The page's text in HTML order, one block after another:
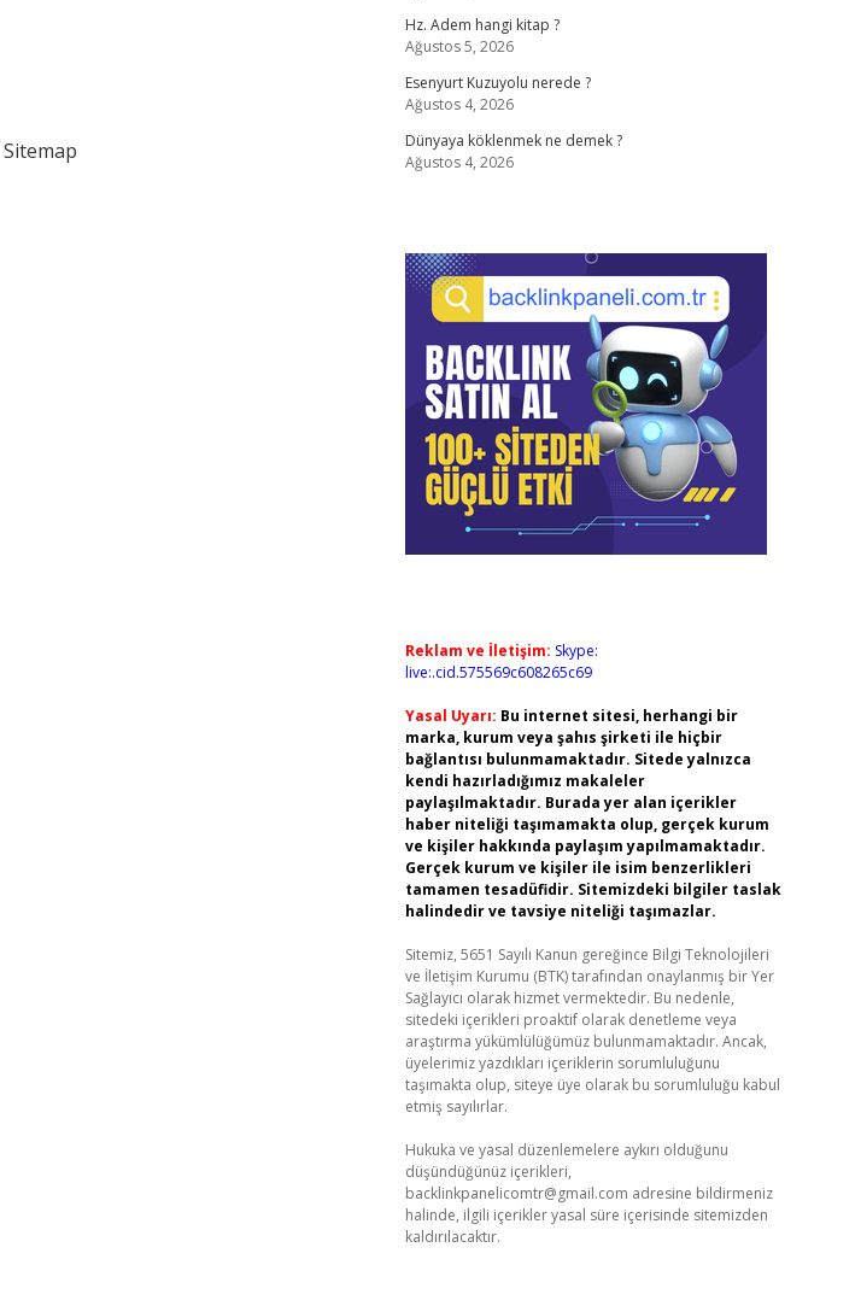
Sitemap
Hz. Adem hangi kitap ?
Ağustos 5, 2026
Esenyurt Kuzuyolu nerede ?
Ağustos 4, 2026
Dünyaya köklenmek ne demek ?
Ağustos 4, 2026
Reklam ve İletişim: Skype:
live:.cid.575569c608265c69
Yasal Uyarı: Bu internet sitesi, herhangi bir
marka, kurum veya şahıs şirketi ile hiçbir
bağlantısı bulunmamaktadır. Sitede yalnızca
kendi hazırladığımız makaleler
paylaşılmaktadır. Burada yer alan içerikler
haber niteliği taşımamakta olup, gerçek kurum
ve kişiler hakkında paylaşım yapılmamaktadır.
Gerçek kurum ve kişiler ile isim benzerlikleri
tamamen tesadüfidir. Sitemizdeki bilgiler taslak
halindedir ve tavsiye niteliği taşımazlar.
Sitemiz, 5651 Sayılı Kanun gereğince Bilgi Teknolojileri
ve İletişim Kurumu (BTK) tarafından onaylanmış bir Yer
Sağlayıcı olarak hizmet vermektedir. Bu nedenle,
sitedeki içerikleri proaktif olarak denetleme veya
araştırma yükümlülüğümüz bulunmamaktadır. Ancak,
üyelerimiz yazdıkları içeriklerin sorumluluğunu
taşımakta olup, siteye üye olarak bu sorumluluğu kabul
etmiş sayılırlar.
Hukuka ve yasal düzenlemelere aykırı olduğunu
düşündüğünüz içerikleri,
backlinkpanelicomtr@gmail.com adresine bildirmeniz
halinde, ilgili içerikler yasal süre içerisinde sitemizden
kaldırılacaktır.